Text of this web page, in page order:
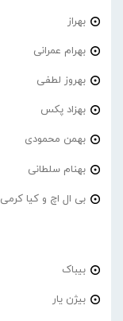
بهراز
بهرام عمرانی
بهروز لطفی
بهزاد پکس
بهمن محمودی
بهنام سلطانی
بی ال اچ و کیا کرمی
بیباک
بیژن یار